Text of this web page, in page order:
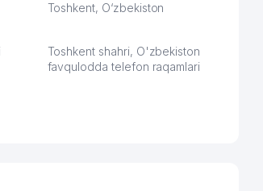
Toshkent, O‘zbekiston
Toshkent shahri, O'zbekiston
favqulodda telefon raqamlari